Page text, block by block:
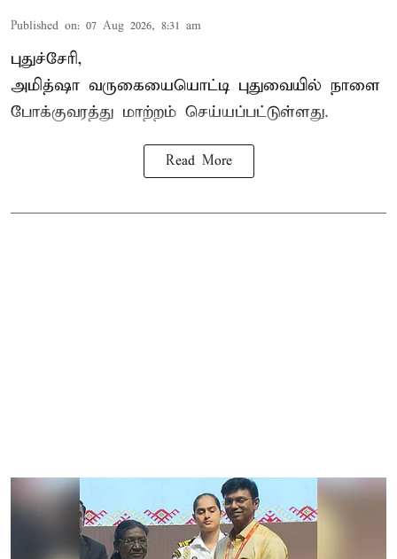
Published on: 07 Aug 2026, 8:31 am
புதுச்சேரி,
அமித்ஷா வருகையையொட்டி புதுவையில் நாளை
போக்குவரத்து மாற்றம் செய்யப்பட்டுள்ளது.
Read More